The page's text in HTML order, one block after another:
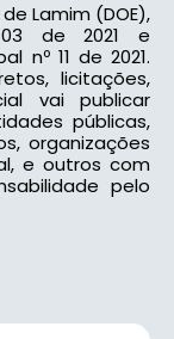
Lamim (DOE),
de 2021 e
nº 11 de 2021.
licitações,
vai publicar
públicas,
organizações
e outros com
pelo